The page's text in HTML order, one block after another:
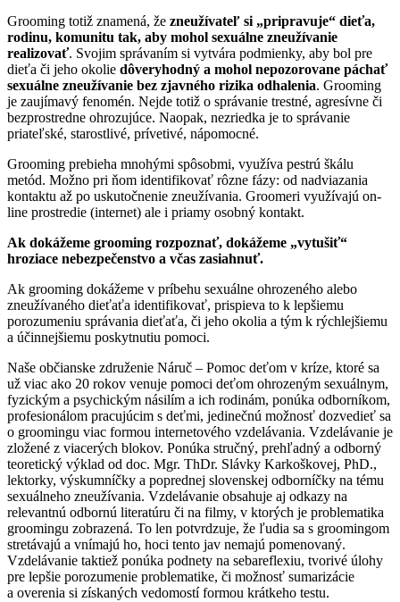
Grooming totiž znamená, že zneužívateľ si „pripravuje“ dieťa,
rodinu, komunitu tak, aby mohol sexuálne zneužívanie
realizovať. Svojim správaním si vytvára podmienky, aby bol pre
dieťa či jeho okolie dôveryhodný a mohol nepozorovane páchať
sexuálne zneužívanie bez zjavného rizika odhalenia. Grooming
je zaujímavý fenomén. Nejde totiž o správanie trestné, agresívne či
bezprostredne ohrozujúce. Naopak, nezriedka je to správanie
priateľské, starostlivé, prívetivé, nápomocné.
Grooming prebieha mnohými spôsobmi, využíva pestrú škálu
metód. Možno pri ňom identifikovať rôzne fázy: od nadviazania
kontaktu až po uskutočnenie zneužívania. Groomeri využívajú on-
line prostredie (internet) ale i priamy osobný kontakt.
Ak dokážeme grooming rozpoznať, dokážeme „vytušiť“
hroziace nebezpečenstvo a včas zasiahnuť.
Ak grooming dokážeme v príbehu sexuálne ohrozeného alebo
zneužívaného dieťaťa identifikovať, prispieva to k lepšiemu
porozumeniu správania dieťaťa, či jeho okolia a tým k rýchlejšiemu
a účinnejšiemu poskytnutiu pomoci.
Naše občianske združenie Náruč – Pomoc deťom v kríze, ktoré sa
už viac ako 20 rokov venuje pomoci deťom ohrozeným sexuálnym,
fyzickým a psychickým násilím a ich rodinám, ponúka odborníkom,
profesionálom pracujúcim s deťmi, jedinečnú možnosť dozvedieť sa
o groomingu viac formou internetového vzdelávania. Vzdelávanie je
zložené z viacerých blokov. Ponúka stručný, prehľadný a odborný
teoretický výklad od doc. Mgr. ThDr. Slávky Karkoškovej, PhD.,
lektorky, výskumníčky a poprednej slovenskej odborníčky na tému
sexuálneho zneužívania. Vzdelávanie obsahuje aj odkazy na
relevantnú odbornú literatúru či na filmy, v ktorých je problematika
groomingu zobrazená. To len potvrdzuje, že ľudia sa s groomingom
stretávajú a vnímajú ho, hoci tento jav nemajú pomenovaný.
Vzdelávanie taktiež ponúka podnety na sebareflexiu, tvorivé úlohy
pre lepšie porozumenie problematike, či možnosť sumarizácie
a overenia si získaných vedomostí formou krátkeho testu.